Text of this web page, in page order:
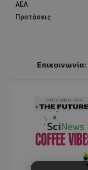
ΑΕΛ
Προτάσεις
Επικοινωνία: